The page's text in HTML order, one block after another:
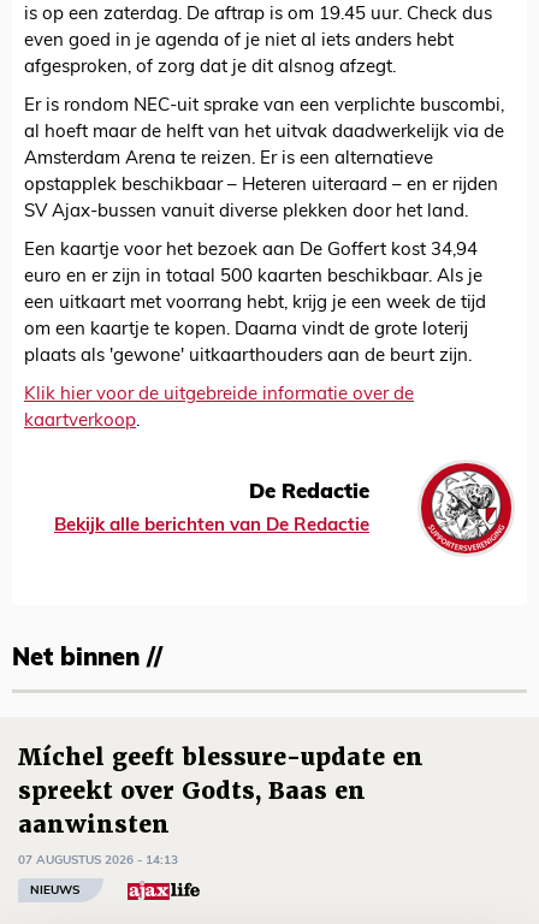
is op een zaterdag. De aftrap is om 19.45 uur. Check dus
even goed in je agenda of je niet al iets anders hebt
afgesproken, of zorg dat je dit alsnog afzegt.
Er is rondom NEC-uit sprake van een verplichte buscombi,
al hoeft maar de helft van het uitvak daadwerkelijk via de
Amsterdam Arena te reizen. Er is een alternatieve
opstapplek beschikbaar – Heteren uiteraard – en er rijden
SV Ajax-bussen vanuit diverse plekken door het land.
Een kaartje voor het bezoek aan De Goffert kost 34,94
euro en er zijn in totaal 500 kaarten beschikbaar. Als je
een uitkaart met voorrang hebt, krijg je een week de tijd
om een kaartje te kopen. Daarna vindt de grote loterij
plaats als 'gewone' uitkaarthouders aan de beurt zijn.
Klik hier voor de uitgebreide informatie over de
kaartverkoop.
De Redactie
Bekijk alle berichten van De Redactie
Net binnen //
Míchel geeft blessure-update en
spreekt over Godts, Baas en
aanwinsten
07 AUGUSTUS 2026 - 14:13
NIEUWS